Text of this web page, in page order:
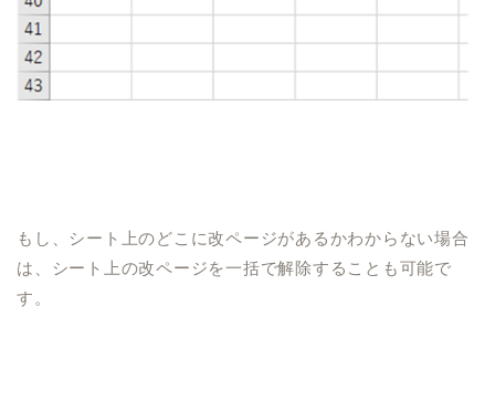
もし、シート上のどこに改ページがあるかわからない場合
は、シート上の改ページを一括で解除することも可能で
す。